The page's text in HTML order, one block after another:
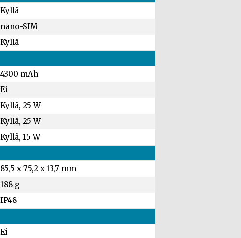
Kyllä
nano-SIM
Kyllä
4300 mAh
Ei
Kyllä, 25 W
Kyllä, 25 W
Kyllä, 15 W
85,5 x 75,2 x 13,7 mm
188 g
IP48
Ei